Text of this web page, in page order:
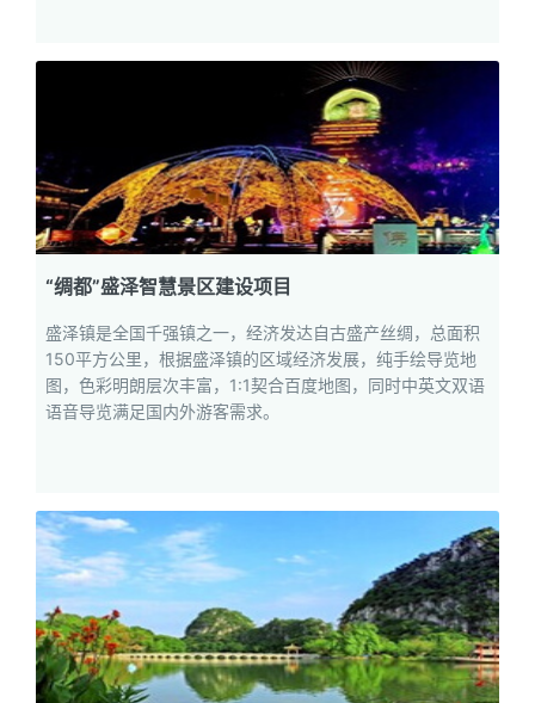
“绸都”盛泽智慧景区建设项目
盛泽镇是全国千强镇之一，经济发达自古盛产丝绸，总面积
150平方公里，根据盛泽镇的区域经济发展，纯手绘导览地
图，色彩明朗层次丰富，1:1契合百度地图，同时中英文双语
语音导览满足国内外游客需求。